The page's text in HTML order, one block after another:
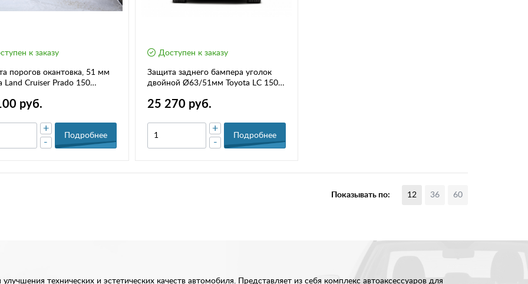
к заказу
порогов окантовка, 51 мм
Land Cruiser Prado 150
руб.
-
+
Подробнее
Доступен к заказу
Защита заднего бампера уголок
двойной Ø63/51мм Toyota LC 150
TPR220102
25 270 руб.
-
+
Подробнее
Показывать по: 12 36 60
технических и эстетических качеств автомобиля. Представляет из себя комплекс автоаксессуаров для